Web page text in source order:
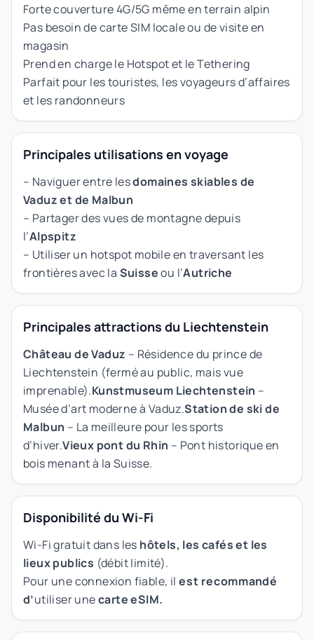
Forte couverture 4G/5G même en terrain alpin
Pas besoin de carte SIM locale ou de visite en
magasin
Prend en charge le Hotspot et le Tethering
Parfait pour les touristes, les voyageurs d’affaires
et les randonneurs
Principales utilisations en voyage
– Naviguer entre lesdomaines skiables de
Vaduz et de Malbun
– Partager des vues de montagne depuis
l’Alpspitz
– Utiliser un hotspot mobile en traversant les
frontières avec la Suisseou l’Autriche
Principales attractions du Liechtenstein
Château de Vaduz – Résidence du prince de
Liechtenstein (fermé au public, mais vue
imprenable).Kunstmuseum Liechtenstein –
Musée d’art moderne à Vaduz.Station de ski de
Malbun – La meilleure pour les sports
d’hiver.Vieux pont du Rhin – Pont historique en
bois menant à la Suisse.
Disponibilité du Wi-Fi
Wi-Fi gratuit dans les hôtels, les cafés et les
lieux publics (débit limité).
Pour une connexion fiable, il est recommandé
d’utiliser unecarte eSIM.